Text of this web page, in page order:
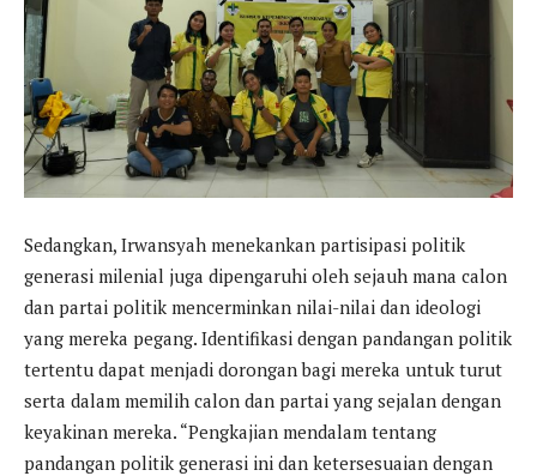
Sedangkan, Irwansyah menekankan partisipasi politik
generasi milenial juga dipengaruhi oleh sejauh mana calon
dan partai politik mencerminkan nilai-nilai dan ideologi
yang mereka pegang. Identifikasi dengan pandangan politik
tertentu dapat menjadi dorongan bagi mereka untuk turut
serta dalam memilih calon dan partai yang sejalan dengan
keyakinan mereka. “Pengkajian mendalam tentang
pandangan politik generasi ini dan ketersesuaian dengan